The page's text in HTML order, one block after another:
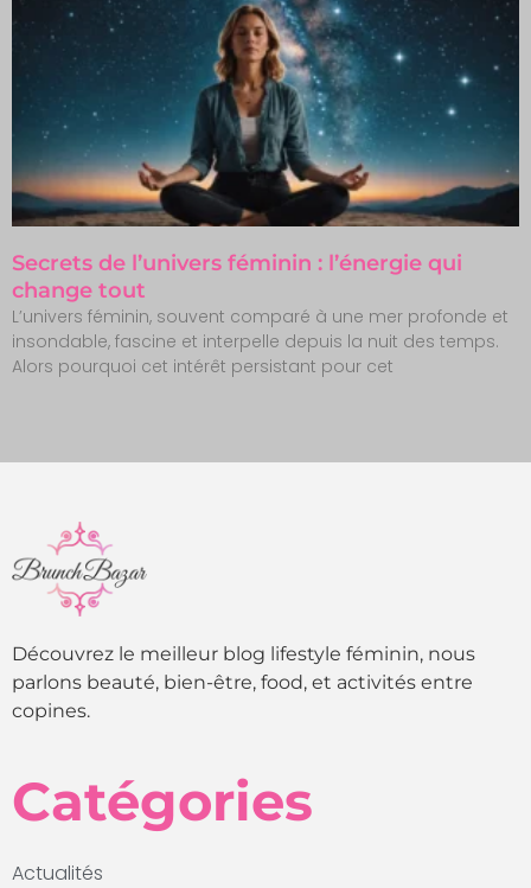
Secrets de l’univers féminin : l’énergie qui
change tout
L’univers féminin, souvent comparé à une mer profonde et
insondable, fascine et interpelle depuis la nuit des temps.
Alors pourquoi cet intérêt persistant pour cet
Découvrez le meilleur blog lifestyle féminin, nous
parlons beauté, bien-être, food, et activités entre
copines.
Catégories
Actualités